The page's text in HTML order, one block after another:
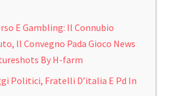
E Gambling: Il Connubio
Il Convegno Pada Gioco News
By H-farm
Politici, Fratelli D’italia E Pd In